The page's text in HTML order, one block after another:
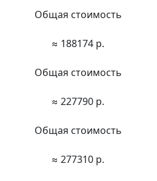
Общая стоимость
≈ 188174 р.
Общая стоимость
≈ 227790 р.
Общая стоимость
≈ 277310 р.